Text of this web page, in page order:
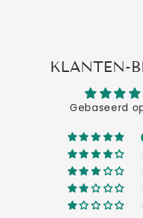
KLANTEN-
Gebaseerd